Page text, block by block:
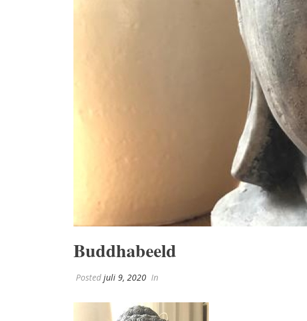
Buddhabeeld
Posted juli 9, 2020 In